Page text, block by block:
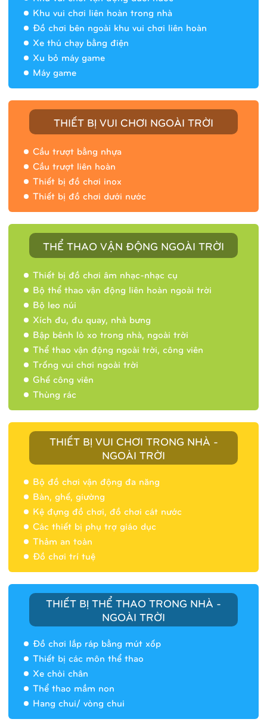
Khu vui chơi liên hoàn trong nhà
Đồ chơi bên ngoài khu vui chơi liên hoàn
Xe thú chạy bằng điện
Xu bỏ máy game
Máy game
THIẾT BỊ VUI CHƠI NGOÀI TRỜI
Cầu trượt bằng nhựa
Cầu trượt liên hoàn
Thiết bị đồ chơi inox
Thiết bị đồ chơi dưới nước
THỂ THAO VẬN ĐỘNG NGOÀI TRỜI
Thiết bị đồ chơi âm nhạc-nhạc cụ
Bộ thể thao vận động liên hoàn ngoài trời
Bộ leo núi
Xích đu, đu quay, nhà bưng
Bập bênh lò xo trong nhà, ngoài trời
Thể thao vận động ngoài trời, công viên
Trống vui chơi ngoài trời
Ghế công viên
Thùng rác
THIẾT BỊ VUI CHƠI TRONG NHÀ -
NGOÀI TRỜI
Bộ đồ chơi vận động đa năng
Bàn, ghế, giường
Kệ đựng đồ chơi, đồ chơi cát nước
Các thiết bị phụ trợ giáo dục
Thảm an toàn
Đồ chơi trí tuệ
THIẾT BỊ THỂ THAO TRONG NHÀ -
NGOÀI TRỜI
Đồ chơi lắp ráp bằng mút xốp
Thiết bị các môn thể thao
Xe chòi chân
Thể thao mầm non
Hang chui/ vòng chui
Nhà banh 9H5404
Nhà banh 9H5408